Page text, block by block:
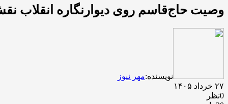
وصیت حاج‌قاسم روی دیوارنگاره انقلاب
نویسنده:مهر نیوز
۲۷ خرداد ۱۴۰۵
0نظر